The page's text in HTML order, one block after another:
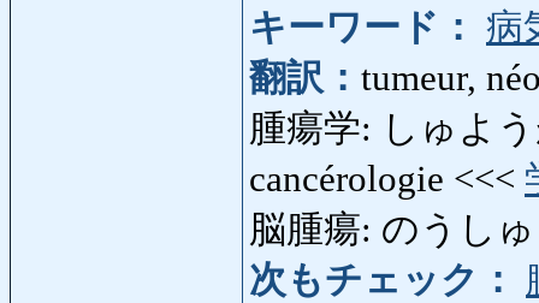
キーワード： 病
翻訳： tumeur,
腫瘍学: しゅよ
cancérologie <<<
脳腫瘍: のうし
次もチェック：